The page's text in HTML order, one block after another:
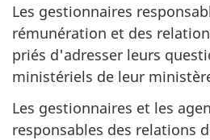
Les gestionnaires
rémunération et des
priés d'adresser leurs
ministériels de leur
Les gestionnaires et les
responsables des relations